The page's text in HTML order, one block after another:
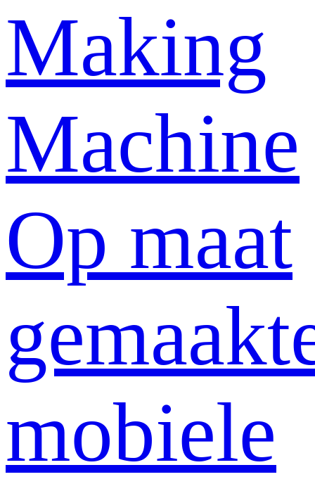
Making
Machine
Op maat
mobiele